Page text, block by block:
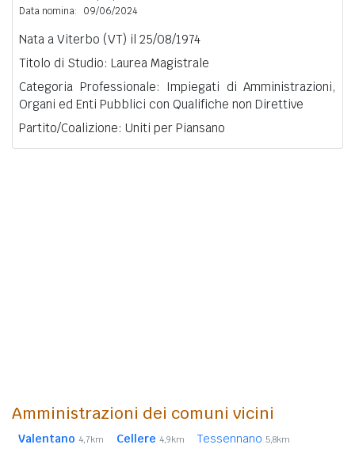
Data nomina:
09/06/2024
Nata a Viterbo (VT) il 25/08/1974
Titolo di Studio: Laurea Magistrale
Categoria Professionale: Impiegati di Amministrazioni,
Organi ed Enti Pubblici con Qualifiche non Direttive
Partito/Coalizione: Uniti per Piansano
Amministrazioni dei comuni vicini
Valentano 4,7km Cellere 4,9km Tessennano 5,8km